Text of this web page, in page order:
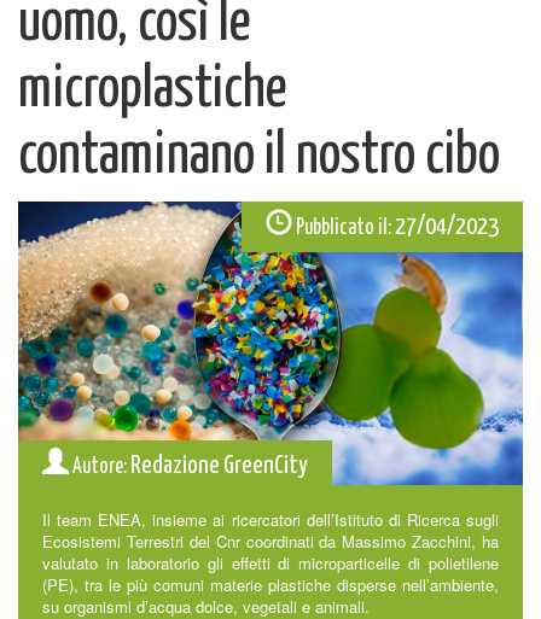
uomo, così le
microplastiche
contaminano il nostro cibo
Pubblicato il:27/04/2023
Autore: Redazione GreenCity
Il team ENEA, insieme ai ricercatori dell’Istituto di Ricerca sugli
Ecosistemi Terrestri del Cnr coordinati da Massimo Zacchini, ha
valutato in laboratorio gli effetti di microparticelle di polietilene
(PE), tra le più comuni materie plastiche disperse nell’ambiente,
su organismi d’acqua dolce, vegetali e animali.